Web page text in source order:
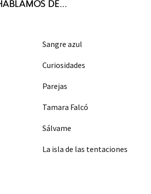
DE...
Sangre azul
Curiosidades
Parejas
Tamara Falcó
Sálvame
La isla de las tentaciones